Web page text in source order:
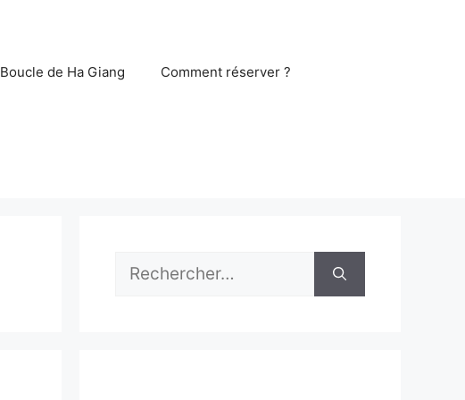
Boucle de Ha Giang Comment réserver ?
Rechercher :